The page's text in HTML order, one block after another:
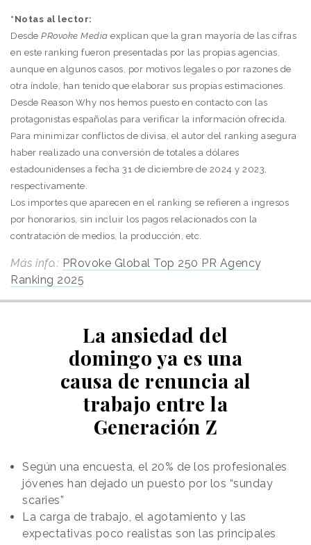
*Notas al lector:
Desde PRovoke Media explican que la gran mayoría de las cifras
en este ranking fueron presentadas por las propias agencias,
aunque en algunos casos, por motivos legales o por razones de
otra índole, han tenido que elaborar sus propias estimaciones.
Desde Reason Why nos hemos puesto en contacto con las
protagonistas españolas para verificar la información ofrecida.
Para minimizar conflictos de divisa, el autor del ranking asegura
haber realizado una conversión de totales a dólares
estadounidenses a fecha 31 de diciembre de 2024 y 2023,
respectivamente.
Los importes que aparecen en el ranking se refieren a ingresos
por honorarios, sin incluir los pagos relacionados con la
contratación de medios, la producción, etc.
Más info.: PRovoke Global Top 250 PR Agency
Ranking 2025
La ansiedad del
domingo ya es una
causa de renuncia al
trabajo entre la
Generación Z
Según una encuesta, el 20% de los profesionales
jóvenes han dejado un puesto por los “sunday
scaries”
La carga de trabajo, el agotamiento y las
expectativas poco realistas son las principales